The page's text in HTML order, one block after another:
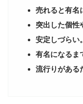
売れると有名
突出した個性
安定しづらい。
有名になるま
流行りがある